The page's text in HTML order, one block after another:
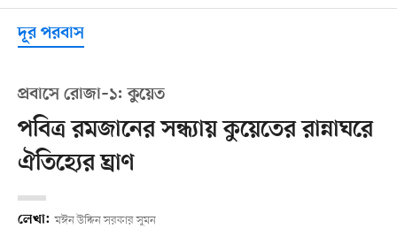
দূর পরবাস
প্রবাসে রোজা–১: কুয়েত
পবিত্র রমজানের সন্ধ্যায় কুয়েতের রান্নাঘরে
ঐতিহ্যের ঘ্রাণ
লেখা: মঈন উদ্দিন সরকার সুমন